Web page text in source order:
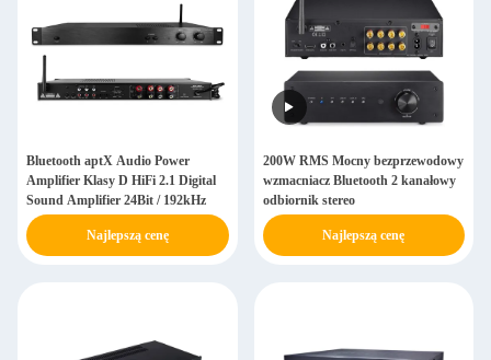
Bluetooth aptX Audio Power
Amplifier Klasy D HiFi 2.1 Digital
Sound Amplifier 24Bit / 192kHz
Najlepszą cenę
200W RMS Mocny bezprzewodowy
wzmacniacz Bluetooth 2 kanałowy
odbiornik stereo
Najlepszą cenę